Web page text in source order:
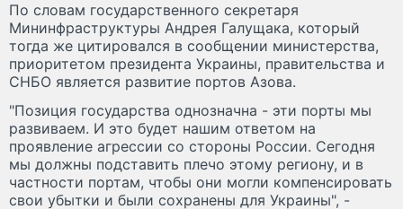
По словам государственного секретаря
Мининфраструктуры Андрея Галущака, который
тогда же цитировался в сообщении министерства,
приоритетом президента Украины, правительства и
СНБО является развитие портов Азова.
"Позиция государства однозначна - эти порты мы
развиваем. И это будет нашим ответом на
проявление агрессии со стороны России. Сегодня
мы должны подставить плечо этому региону, и в
частности портам, чтобы они могли компенсировать
свои убытки и были сохранены для Украины", -